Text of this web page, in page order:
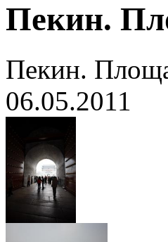
Пекин.
Пекин.
06.05.2011